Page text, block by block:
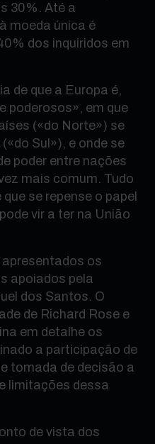
30%. Até a
moeda única é
dos inquiridos em
de que a Europa é,
poderosos», em que
(«do Norte») se
Sul»), e onde se
poder entre nações
mais comum. Tudo
se repense o papel
vir a ter na União
os
apoiados pela
dos Santos. O
de Richard Rose e
em detalhe os
a participação de
tomada de decisão a
limitações dessa
de vista dos